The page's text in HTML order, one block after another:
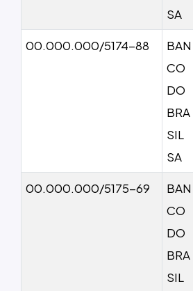
SA
00.000.000/5174-88
BAN
CO
DO
BRA
SIL
SA
00.000.000/5175-69
BAN
CO
DO
BRA
SIL